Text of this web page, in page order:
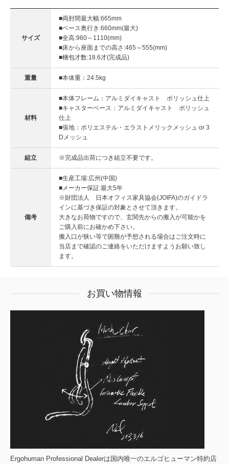
サイズ
■両肘間最大幅:665mm
■ベース奥行き:660mm(最大)
■全高:960～1110(mm)
■床から座面までの高さ:465～555(mm)
■梱包才数:18.6才(完成品)
重量 ■本体重：24.5kg
材料
■本体フレーム：アルミダイキャスト ポリッシュ仕上
■キャスターベース：アルミダイキャスト ポリッシュ
仕上
■張地：ポリエステル・エラストメリックメッシュ or 3
Dメッシュ
組立 ※完成品出荷につき組立不要です。
備考
■生産工場:広州(中国)
■メーカー保証:最大5年
※財団法人 日本オフィス家具協会(JOIFA)のガイドラ
インに基づき保証の対象とさせて頂きます。
大きなお荷物ですので、玄関先からの搬入が可能かを
ご購入前にお確かめ下さい。
搬入口が狭い等で困難が予想される場合はご注文時に
当店まで確認のご連絡をいただけますようお願い致し
ます。
お買い物情報
Ergohuman Professional Dealerは国内唯一のエルゴヒューマン特約店